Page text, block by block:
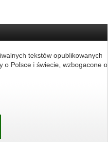
tekstów opublikowanych
o Polsce i świecie, wzbogacone o